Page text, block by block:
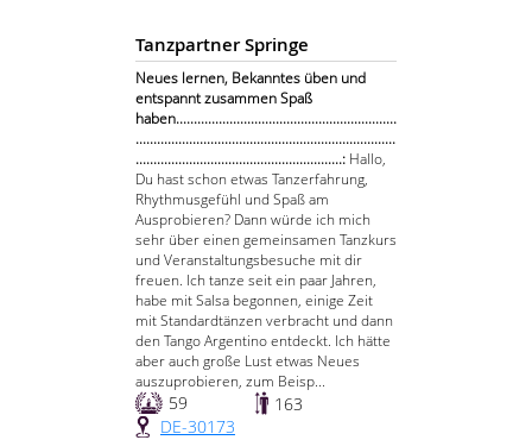
Tanzpartner Springe
Neues lernen, Bekanntes üben und
entspannt zusammen Spaß
haben..............................................................
.........................................................................
..........................................................: Hallo,
Du hast schon etwas Tanzerfahrung,
Rhythmusgefühl und Spaß am
Ausprobieren? Dann würde ich mich
sehr über einen gemeinsamen Tanzkurs
und Veranstaltungsbesuche mit dir
freuen. Ich tanze seit ein paar Jahren,
habe mit Salsa begonnen, einige Zeit
mit Standardtänzen verbracht und dann
den Tango Argentino entdeckt. Ich hätte
aber auch große Lust etwas Neues
auszuprobieren, zum Beisp...
59
163
DE-30173